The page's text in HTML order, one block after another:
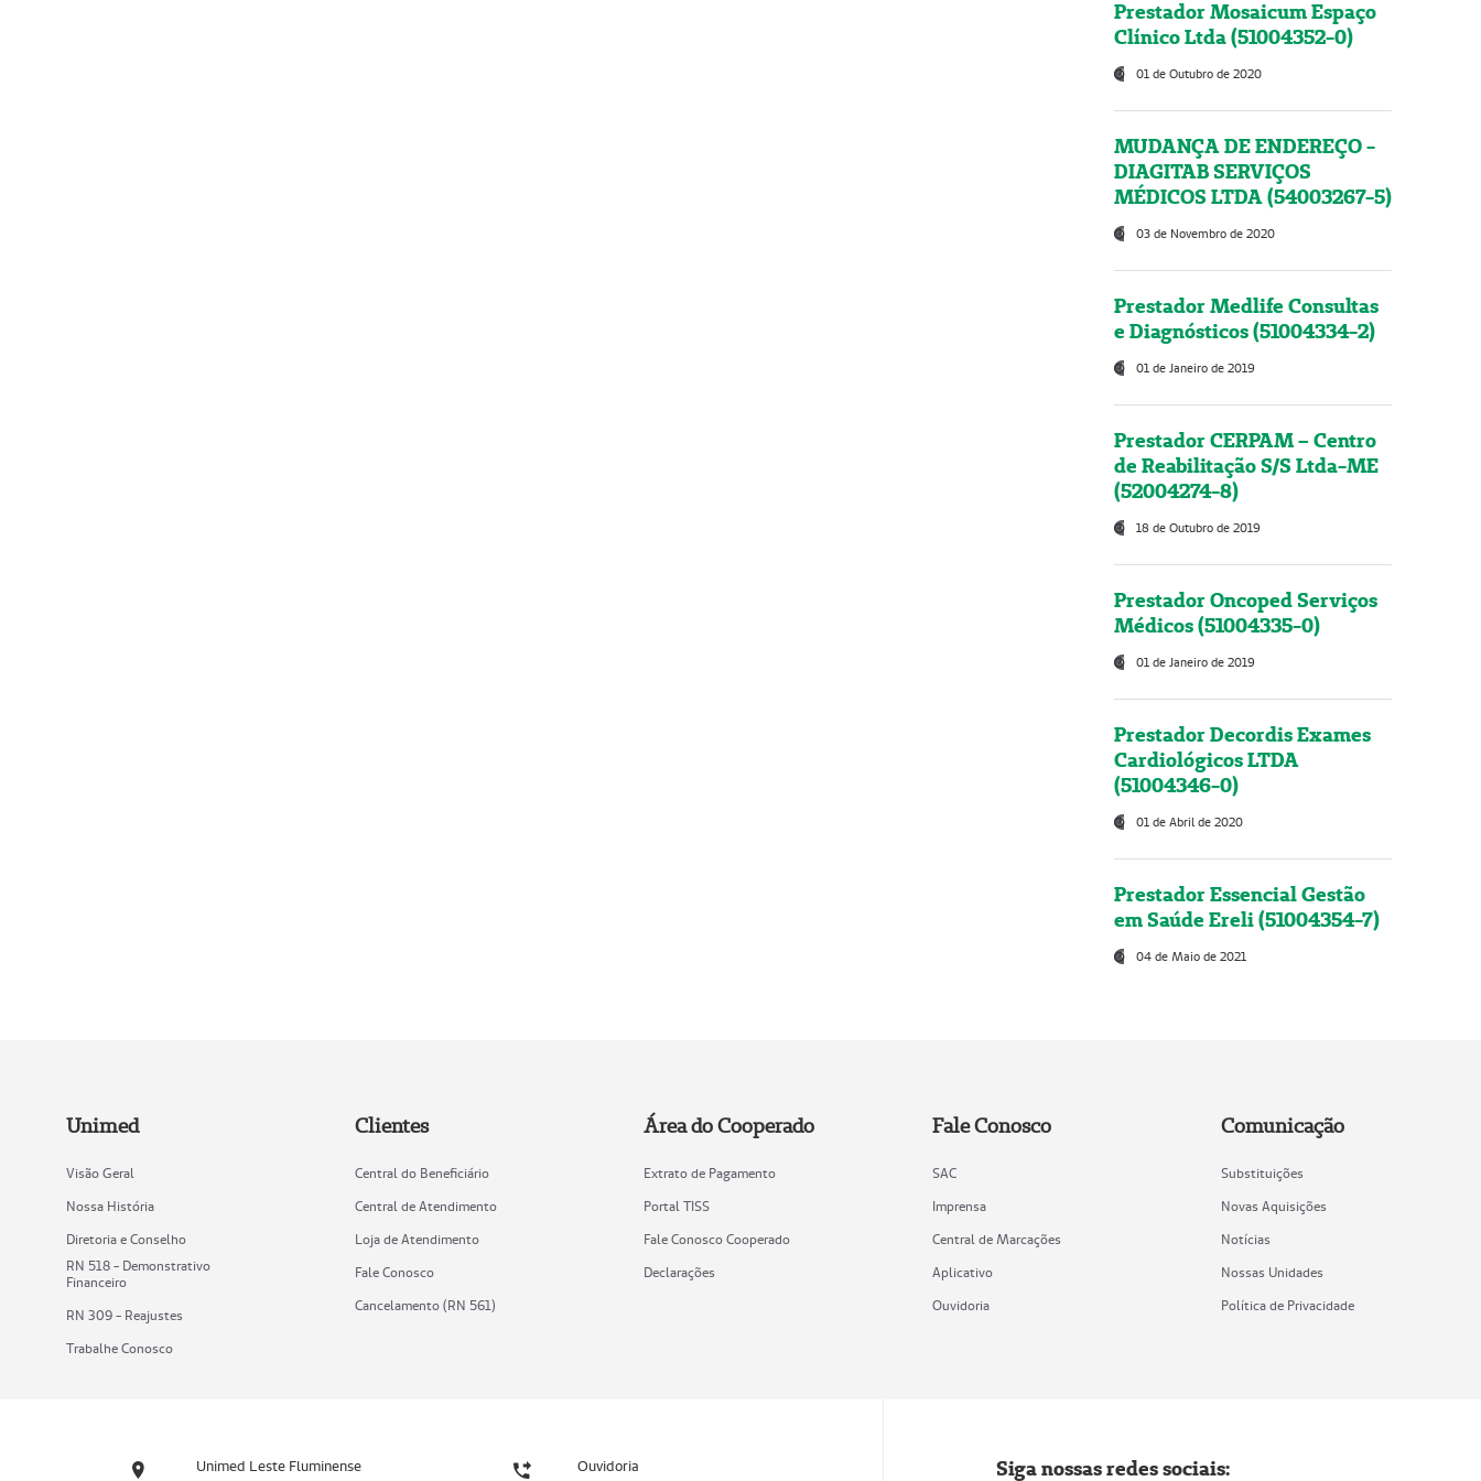
Prestador Mosaicum Espaço
Clínico Ltda (51004352-0)
01 de Outubro de 2020
MUDANÇA DE ENDEREÇO -
DIAGITAB SERVIÇOS
MÉDICOS LTDA (54003267-5)
03 de Novembro de 2020
Prestador Medlife Consultas
e Diagnósticos (51004334-2)
01 de Janeiro de 2019
Prestador CERPAM – Centro
de Reabilitação S/S Ltda-ME
(52004274-8)
18 de Outubro de 2019
Prestador Oncoped Serviços
Médicos (51004335-0)
01 de Janeiro de 2019
Prestador Decordis Exames
Cardiológicos LTDA
(51004346-0)
01 de Abril de 2020
Prestador Essencial Gestão
em Saúde Ereli (51004354-7)
04 de Maio de 2021
Unimed
Visão Geral
Nossa História
Diretoria e Conselho
RN 518 - Demonstrativo
Financeiro
RN 309 - Reajustes
Trabalhe Conosco
Clientes
Central do Beneficiário
Central de Atendimento
Loja de Atendimento
Fale Conosco
Cancelamento (RN 561)
Área do Cooperado
Extrato de Pagamento
Portal TISS
Fale Conosco Cooperado
Declarações
Fale Conosco
SAC
Imprensa
Central de Marcações
Aplicativo
Ouvidoria
Comunicação
Substituições
Novas Aquisições
Notícias
Nossas Unidades
Política de Privacidade
Unimed Leste Fluminense Ouvidoria Siga nossas redes sociais: